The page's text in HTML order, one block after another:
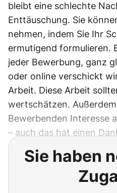
bleibt eine schlechte
Enttäuschung. Sie
nehmen, indem Sie Ihr
ermutigend formulieren.
jeder Bewerbung, ganz
oder online verschickt
Arbeit. Diese Arbeit
wertschätzen.
Bewerbenden Interesse
– auch das hat einen
Sie haben